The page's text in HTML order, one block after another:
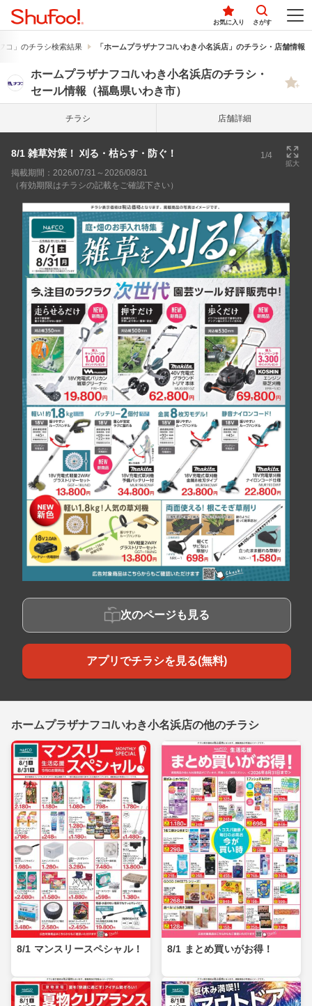
お気に入り さがす
コ」のチラシ検索結果 「ホームプラザナフコ/いわき小名浜店」のチラシ・店舗情報
ホームプラザナフコ/いわき小名浜店のチラシ・
セール情報（福島県いわき市）
チラシ 店舗詳細
8/1 雑草対策！ 刈る・枯らす・防ぐ！ 1/4
拡大
掲載期間：2026/07/31～2026/08/31
（有効期限はチラシの記載をご確認下さい）
次のページも見る
アプリでチラシを見る(無料)
ホームプラザナフコ/いわき小名浜店の他のチラシ
8/1 マンスリースペシャル！ 8/1 まとめ買いがお得！